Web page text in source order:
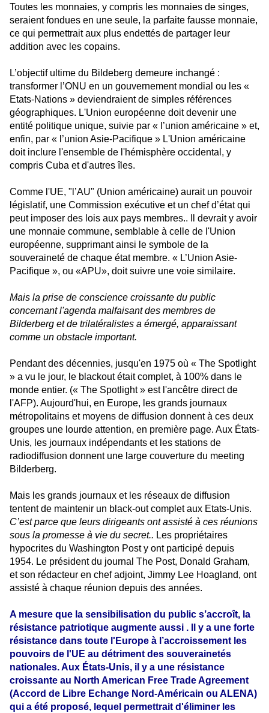
Toutes les monnaies, y compris les monnaies de singes,
seraient fondues en une seule, la parfaite fausse monnaie,
ce qui permettrait aux plus endettés de partager leur
addition avec les copains.
L’objectif ultime du Bildeberg demeure inchangé :
transformer l’ONU en un gouvernement mondial ou les «
Etats-Nations » deviendraient de simples références
géographiques. L'Union européenne doit devenir une
entité politique unique, suivie par « l’union américaine » et,
enfin, par « l’union Asie-Pacifique » L'Union américaine
doit inclure l'ensemble de l'hémisphère occidental, y
compris Cuba et d'autres îles.
Comme l'UE, "l’AU" (Union américaine) aurait un pouvoir
législatif, une Commission exécutive et un chef d’état qui
peut imposer des lois aux pays membres.. Il devrait y avoir
une monnaie commune, semblable à celle de l'Union
européenne, supprimant ainsi le symbole de la
souveraineté de chaque état membre. « L’Union Asie-
Pacifique », ou «APU», doit suivre une voie similaire.
Mais la prise de conscience croissante du public
concernant l'agenda malfaisant des membres de
Bilderberg et de trilatéralistes a émergé, apparaissant
comme un obstacle important.
Pendant des décennies, jusqu'en 1975 où « The Spotlight
» a vu le jour, le blackout était complet, à 100% dans le
monde entier. (« The Spotlight » est l'ancêtre direct de
l'AFP). Aujourd'hui, en Europe, les grands journaux
métropolitains et moyens de diffusion donnent à ces deux
groupes une lourde attention, en première page. Aux États-
Unis, les journaux indépendants et les stations de
radiodiffusion donnent une large couverture du meeting
Bilderberg.
Mais les grands journaux et les réseaux de diffusion
tentent de maintenir un black-out complet aux Etats-Unis.
C’est parce que leurs dirigeants ont assisté à ces réunions
sous la promesse à vie du secret.. Les propriétaires
hypocrites du Washington Post y ont participé depuis
1954. Le président du journal The Post, Donald Graham,
et son rédacteur en chef adjoint, Jimmy Lee Hoagland, ont
assisté à chaque réunion depuis des années.
A mesure que la sensibilisation du public s’accroît, la
résistance patriotique augmente aussi . Il y a une forte
résistance dans toute l'Europe à l’accroissement les
pouvoirs de l'UE au détriment des souverainetés
nationales. Aux États-Unis, il y a une résistance
croissante au North American Free Trade Agreement
(Accord de Libre Echange Nord-Américain ou ALENA)
qui a été proposé, lequel permettrait d'éliminer les